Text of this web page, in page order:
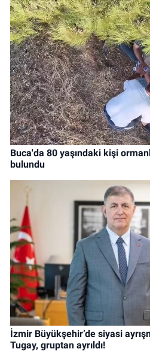
Buca'da 80 yaşındaki kişi
bulundu
İzmir Büyükşehir’de siyasi
Tugay, gruptan ayrıldı!